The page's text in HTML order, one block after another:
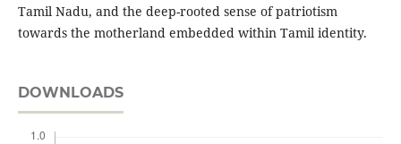
Tamil Nadu, and the deep-rooted sense of patriotism
towards the motherland embedded within Tamil identity.
DOWNLOADS